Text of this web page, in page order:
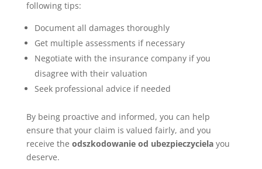
following tips:
Document all damages thoroughly
Get multiple assessments if necessary
Negotiate with the insurance company if you
disagree with their valuation
Seek professional advice if needed
By being proactive and informed, you can help
ensure that your claim is valued fairly, and you
receive the odszkodowanie od ubezpieczycielayou
deserve.